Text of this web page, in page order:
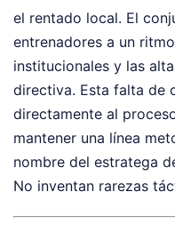
el rentado local. El
entrenadores a un
institucionales y las
directiva. Esta falta de
directamente al
mantener una línea
nombre del estratega
No inventan rarezas